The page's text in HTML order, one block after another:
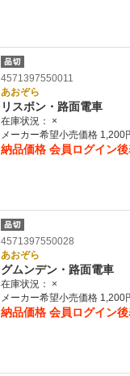
4571397550011
あおぞら
リスボン・路面電車
在庫状況：
×
メーカー希望小売価格 1,200
納品価格 会員ログイン
4571397550028
あおぞら
グムンデン・路面電車
在庫状況：
×
メーカー希望小売価格 1,200
納品価格 会員ログイン